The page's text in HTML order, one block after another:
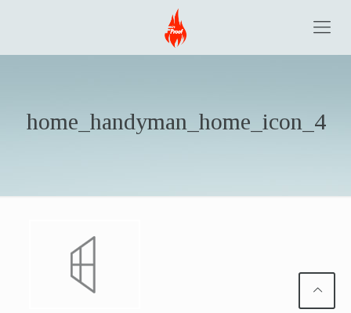
home_handyman_home_icon_4